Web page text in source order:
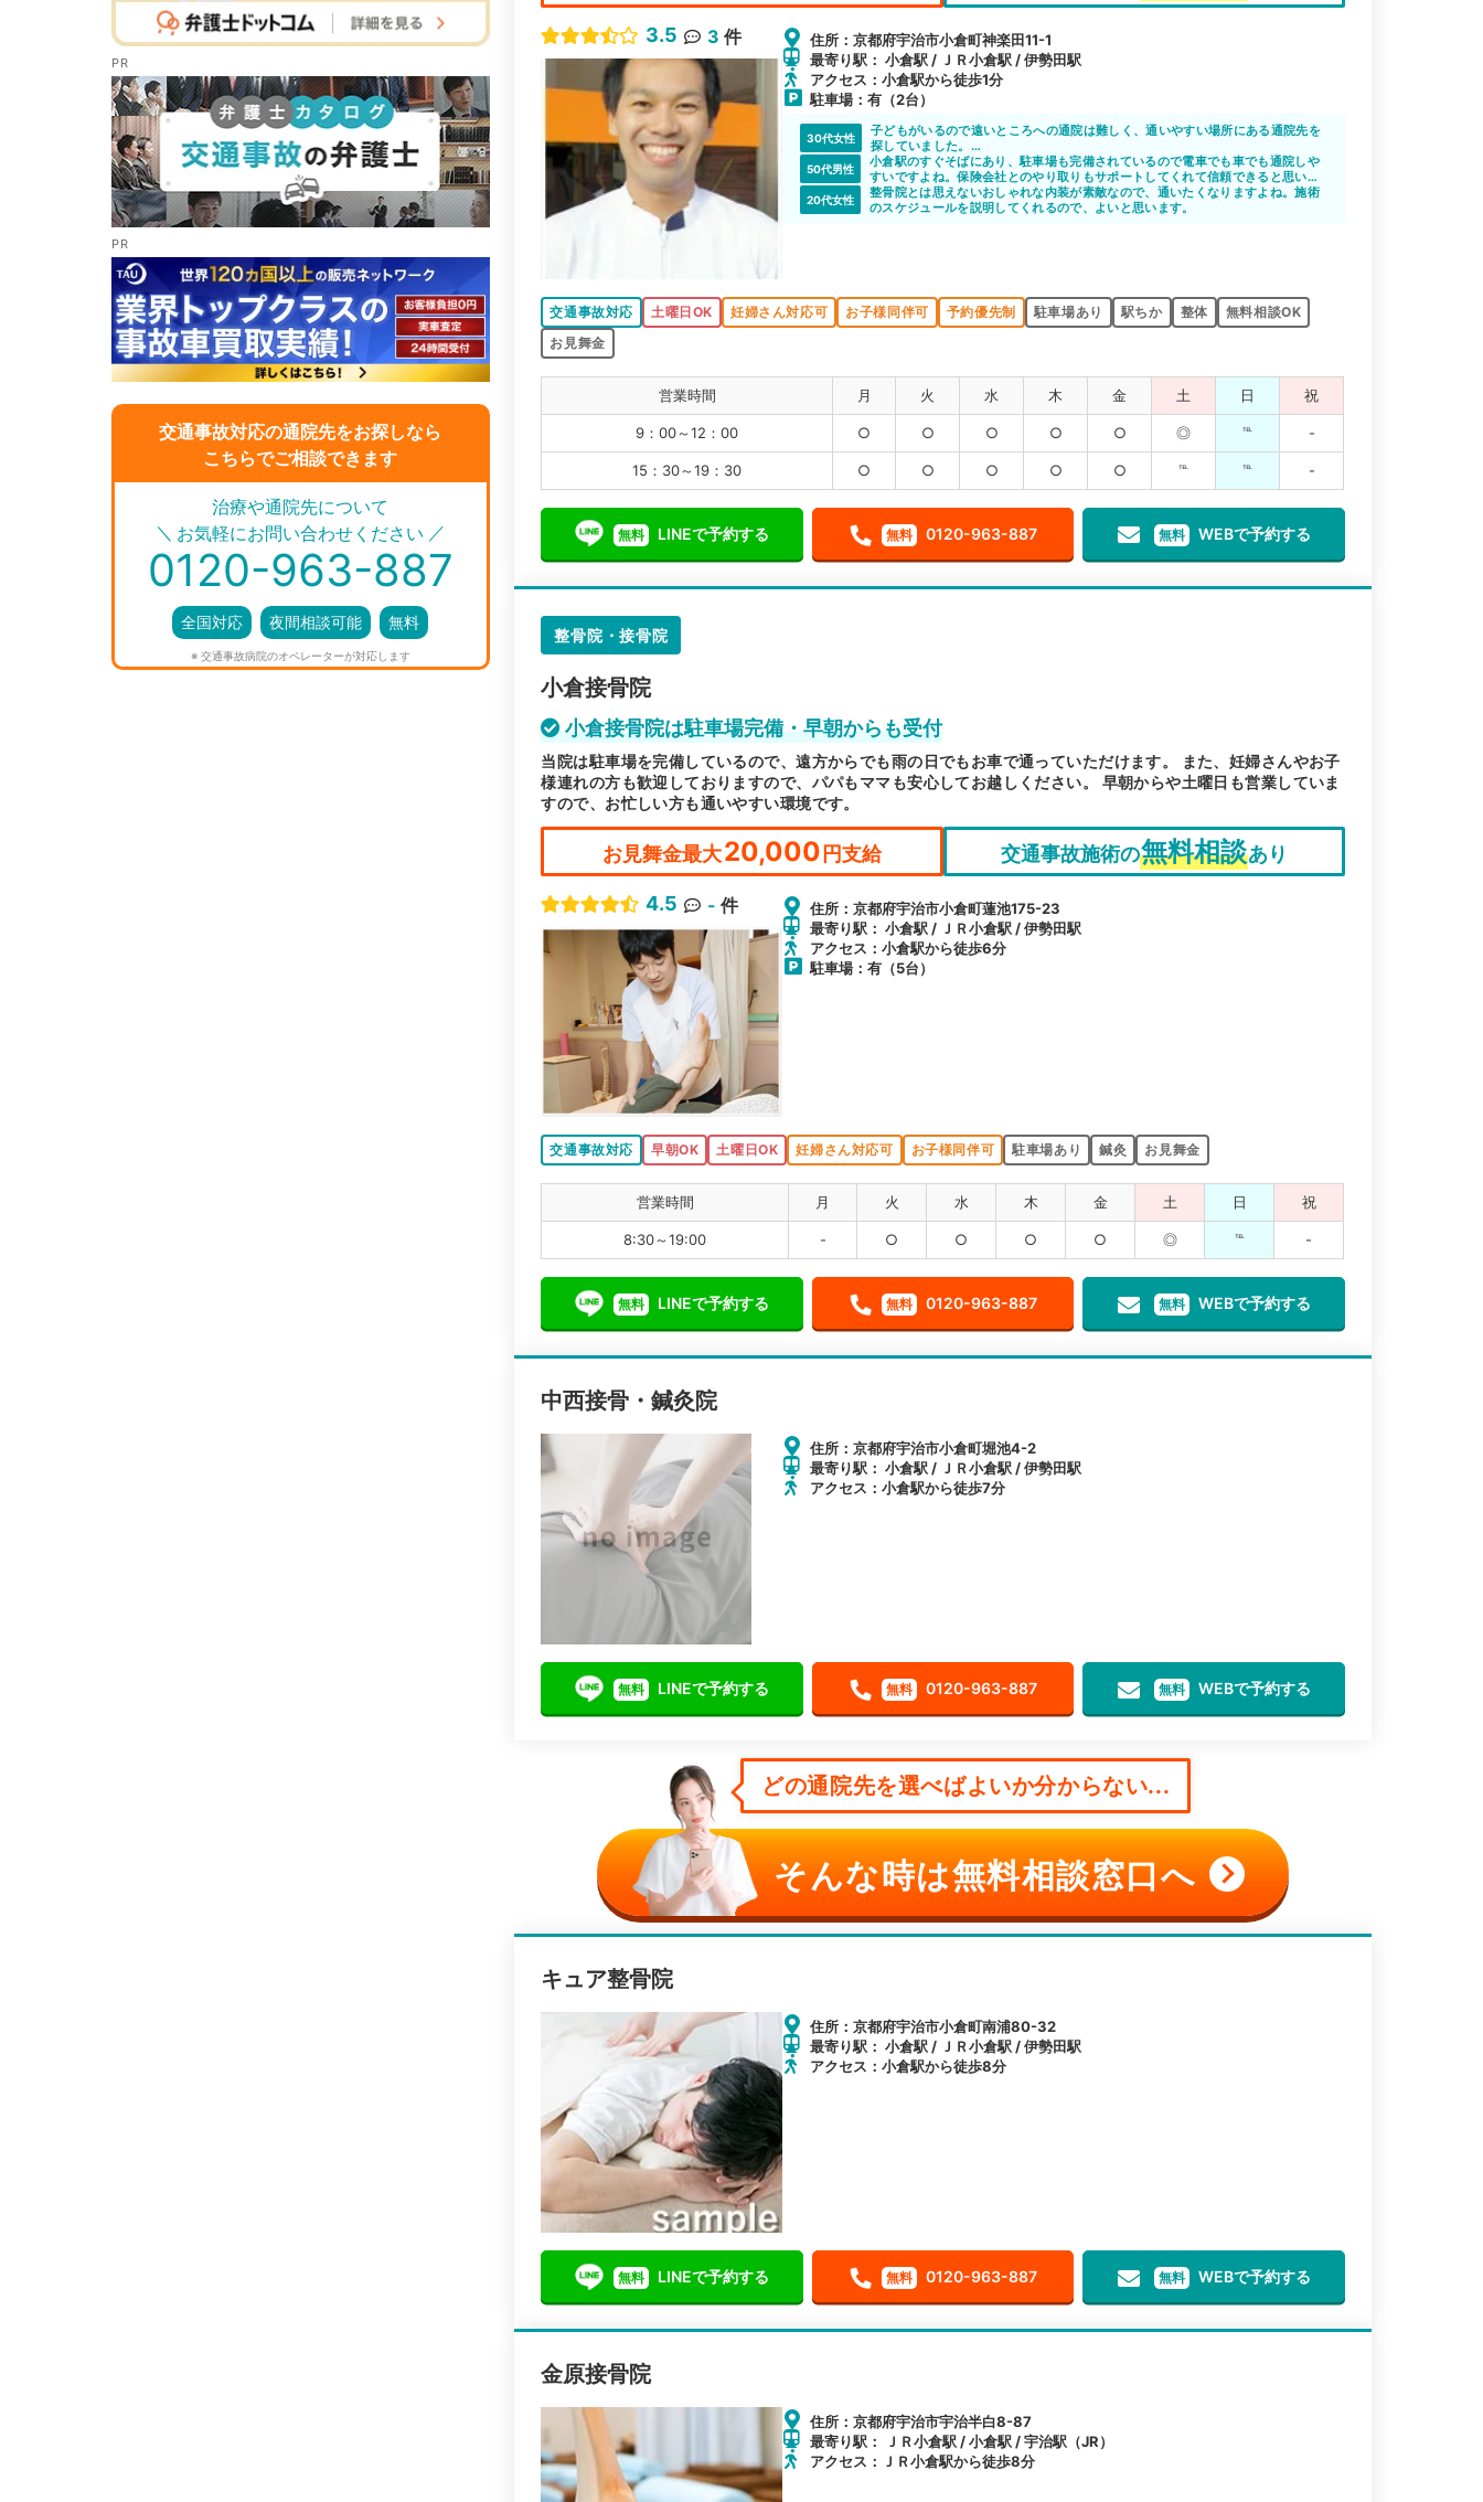
交通事故対応の通院先をお探しなら
こちらでご相談できます
＼ ／
治療や通院先について
お気軽にお問い合わせください
0120-963-887
全国対応 夜間相談可能 無料
※ 交通事故病院のオペレーターが対応します
3.5 3 件
住所：京都府宇治市小倉町神楽田11-1
最寄り駅： 小倉駅 / ＪＲ小倉駅 / 伊勢田駅
アクセス：小倉駅から徒歩1分
駐車場：有（2台）
30代女性
子どもがいるので遠いところへの通院は難しく、通いやすい場所にある通院先を
探していました。
小倉駅前整骨院はその名の通り、小倉駅前にあるので電車での通院も苦にならず
通院を続けられそうです。
50代男性
小倉駅のすぐそばにあり、駐車場も完備されているので電車でも車でも通院しや
すいですよね。保険会社とのやり取りもサポートしてくれて信頼できると思いま
す。
20代女性
整骨院とは思えないおしゃれな内装が素敵なので、通いたくなりますよね。施術
のスケジュールを説明してくれるので、よいと思います。
交通事故対応 土曜日OK 妊婦さん対応可 お子様同伴可 予約優先制 駐車場あり 駅ちか 整体
無料相談OK
お見舞金
営業時間 月 火 水 木 金 土 日 祝
9：00～12：00 ○ ○ ○ ○ ○ ◎ ℡ -
15：30～19：30 ○ ○ ○ ○ ○ ℡ ℡ -
無料 LINEで予約する 無料 0120-963-887 無料 WEBで予約する
整骨院・接骨院
小倉接骨院
小倉接骨院は駐車場完備・早朝からも受付
当院は駐車場を完備しているので、遠方からでも雨の日でもお車で通っていただけます。 また、妊婦さんやお子
様連れの方も歓迎しておりますので、パパもママも安心してお越しください。 早朝からや土曜日も営業していま
すので、お忙しい方も通いやすい環境です。
お見舞金最大20,000円支給 交通事故施術の無料相談あり
4.5 - 件
住所：京都府宇治市小倉町蓮池175-23
最寄り駅： 小倉駅 / ＪＲ小倉駅 / 伊勢田駅
アクセス：小倉駅から徒歩6分
駐車場：有（5台）
交通事故対応 早朝OK 土曜日OK 妊婦さん対応可 お子様同伴可 駐車場あり 鍼灸 お見舞金
営業時間 月 火 水 木 金 土 日 祝
8:30～19:00 - ○ ○ ○ ○ ◎ ℡ -
無料 LINEで予約する 無料 0120-963-887 無料 WEBで予約する
中西接骨・鍼灸院
住所：京都府宇治市小倉町堀池4-2
最寄り駅： 小倉駅 / ＪＲ小倉駅 / 伊勢田駅
アクセス：小倉駅から徒歩7分
無料 LINEで予約する 無料 0120-963-887 無料 WEBで予約する
どの通院先を選べばよいか分からない...
そんな時は無料相談窓口へ
キュア整骨院
住所：京都府宇治市小倉町南浦80-32
最寄り駅： 小倉駅 / ＪＲ小倉駅 / 伊勢田駅
アクセス：小倉駅から徒歩8分
無料 LINEで予約する 無料 0120-963-887 無料 WEBで予約する
金原接骨院
住所：京都府宇治市宇治半白8-87
最寄り駅： ＪＲ小倉駅 / 小倉駅 / 宇治駅（JR）
アクセス：ＪＲ小倉駅から徒歩8分